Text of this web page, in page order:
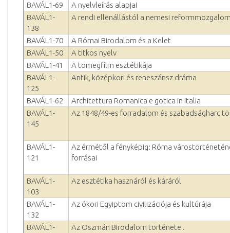
BAVÁL1-69
A nyelvleírás alapjai
BAVÁL1-
138
A rendi ellenállástól a nemesi
BAVÁL1-70
A Római Birodalom és a Kelet
BAVÁL1-50
A titkos nyelv
BAVÁL1-41
A tömegfilm esztétikája
BAVÁL1-
125
Antik, középkori és reneszánsz dráma
BAVÁL1-62
Architettura Romanica e gotica in Italia
BAVÁL1-
145
Az 1848/49-es forradalom és szabadságharc
BAVÁL1-
121
Az érmétől a fényképig: Róma
forrásai
BAVÁL1-
103
Az esztétika hasznáról és káráról
BAVÁL1-
132
Az ókori Egyiptom civilizációja és kultúrája
BAVÁL1-
Az Oszmán Birodalom története .